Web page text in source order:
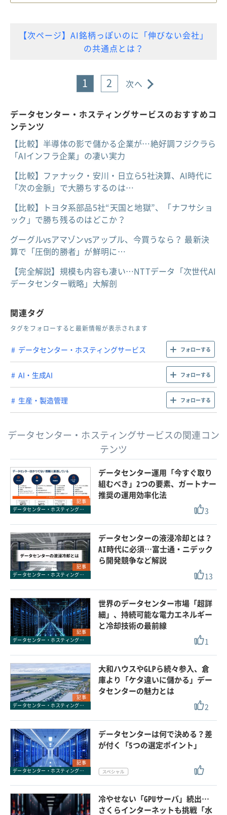
【次ページ】AI銘柄っぽいのに「伸びない会社」
の共通点とは？
1 2 次へ
データセンター・ホスティングサービスのおすすめコ
ンテンツ
【比較】半導体の影で儲かる企業が…絶好調フジクラら
「AIインフラ企業」の凄い実力
【比較】ファナック・安川・日立ら5社決算、AI時代に
「次の金脈」で大勝ちするのは…
【比較】トヨタ系部品5社“天国と地獄”、「ナフサショ
ック」で勝ち残るのはどこか？
グーグルvsアマゾンvsアップル、今買うなら？ 最新決
算で「圧倒的勝者」が鮮明に…
【完全解説】規模も内容も凄い…NTTデータ「次世代AI
データセンター戦略」大解剖
関連タグ
タグをフォローすると最新情報が表示されます
データセンター・ホスティングサービス フォローする
AI・生成AI フォローする
生産・製造管理 フォローする
データセンター・ホスティングサービスの関連コン
テンツ
記事
データセンター・ホスティングサービス
データセンター運用「今すぐ取り
組むべき」2つの要素、ガートナー
推奨の運用効率化法
3
記事
データセンター・ホスティングサービス
データセンターの液浸冷却とは？
AI時代に必須…富士通・ニデック
ら開発競争など解説
13
記事
データセンター・ホスティングサービス
世界のデータセンター市場「超詳
細」、持続可能な電力エネルギー
と冷却技術の最前線
1
記事
データセンター・ホスティングサービス
大和ハウスやGLPら続々参入、倉
庫より「ケタ違いに儲かる」デー
タセンターの魅力とは
2
記事
データセンター・ホスティングサービス
データセンターは何で決める？差
が付く「5つの選定ポイント」
冷やせない「GPUサーバ」続出…
さくらインターネットも挑戦「水